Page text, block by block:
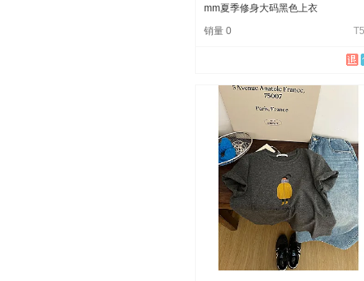
mm夏季修身大码黑色上衣
销量 0